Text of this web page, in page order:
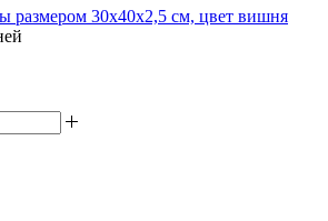
размером 30х40х2,5 см, цвет вишня